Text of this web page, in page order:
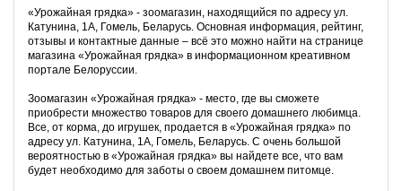
«Урожайная грядка» - зоомагазин, находящийся по адресу ул.
Катунина, 1А, Гомель, Беларусь. Основная информация, рейтинг,
отзывы и контактные данные – всё это можно найти на странице
магазина «Урожайная грядка» в информационном креативном
портале Белоруссии.
Зоомагазин «Урожайная грядка» - место, где вы сможете
приобрести множество товаров для своего домашнего любимца.
Все, от корма, до игрушек, продается в «Урожайная грядка» по
адресу ул. Катунина, 1А, Гомель, Беларусь. С очень большой
вероятностью в «Урожайная грядка» вы найдете все, что вам
будет необходимо для заботы о своем домашнем питомце.